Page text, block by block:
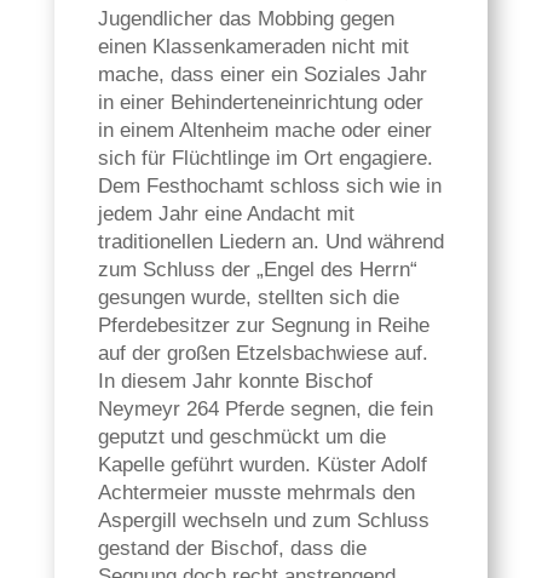
Jugendlicher das Mobbing gegen
einen Klassenkameraden nicht mit
mache, dass einer ein Soziales Jahr
in einer Behinderteneinrichtung oder
in einem Altenheim mache oder einer
sich für Flüchtlinge im Ort engagiere.
Dem Festhochamt schloss sich wie in
jedem Jahr eine Andacht mit
traditionellen Liedern an. Und während
zum Schluss der „Engel des Herrn“
gesungen wurde, stellten sich die
Pferdebesitzer zur Segnung in Reihe
auf der großen Etzelsbachwiese auf.
In diesem Jahr konnte Bischof
Neymeyr 264 Pferde segnen, die fein
geputzt und geschmückt um die
Kapelle geführt wurden. Küster Adolf
Achtermeier musste mehrmals den
Aspergill wechseln und zum Schluss
gestand der Bischof, dass die